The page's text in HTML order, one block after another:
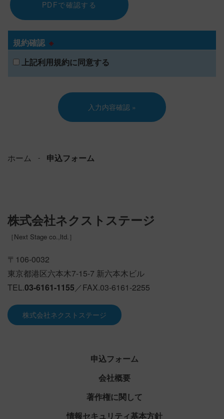
利用契約：本規約にもとづき当社と契約者との間
お客さま：当社と本規約にもとづく利用契約を締
結して本サービスの提供を受けることができる者
（利用契約の締結時に、利用契約を締 結する主体
利用規約等：本規約、および利用契約
まが利用契約等にもとづき本サービス を利用する
利用開始日を起算とした１ヶ月間のことを指しま
日付（民法第１４３条による）とします。（例え
ば、利用開始日が１月１日の場合、同 月の契約満
了日は１月３１日となります）
第３条（本規約の範囲）
り、本規約と当該別途利用規約の定めが異なる場
合には、当該別途個別利用規約を優先 するものと
PDFで確認する
規約確認 ※
上記利用規約に同意する
ホーム 申込フォーム
株式会社ネクストステージ
［Next Stage co.,ltd. ］
〒106-0032
東京都港区六本木7-15-7 新六本木ビル
TEL.03-6161-1155 ／FAX.03-6161-2255
株式会社ネクストステージ
申込フォーム
会社概要
著作権に関して
情報セキュリティ基本方針